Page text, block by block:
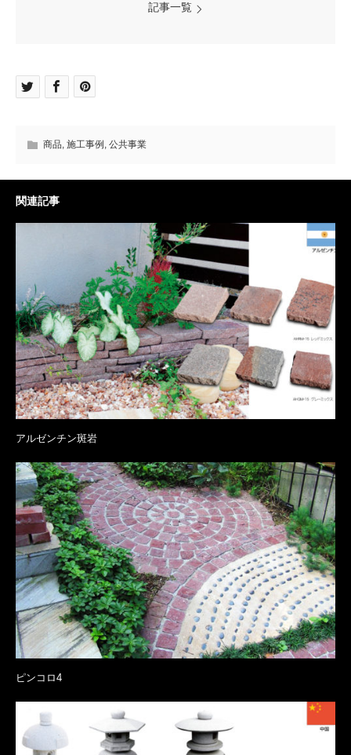
記事一覧
商品, 施工事例 , 公共事業
関連記事
アルゼンチン斑岩
ピンコロ4